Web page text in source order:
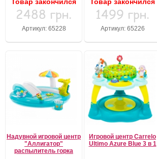
2488 грн.
Артикул: 65228
1499 грн.
Артикул: 65226
Надувной игровой центр
"Аллигатор"
распылитель горка
Игровой центр Carrelo
Ultimo Azure Blue 3 в 1